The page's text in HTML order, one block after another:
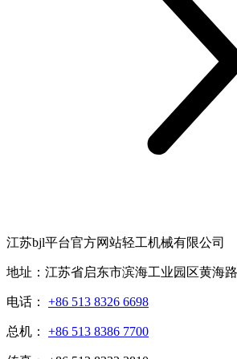
江苏bjl平台官方网站轻工机械有限公司
地址：江苏省启东市滨海工业园区黄海
电话： +86 513 8326 6698
总机： +86 513 8386 7700